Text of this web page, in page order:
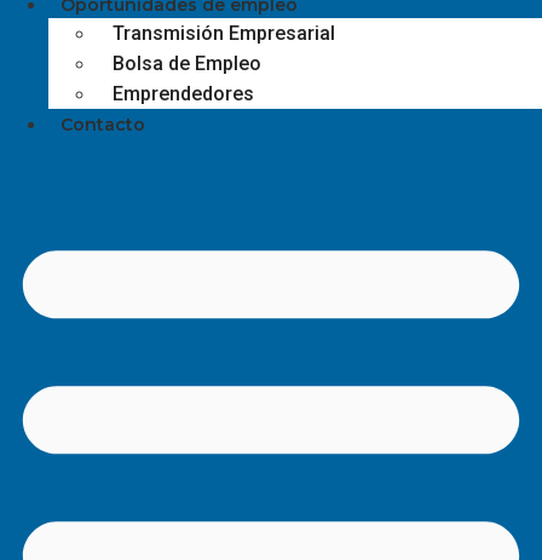
Oportunidades de empleo
Transmisión Empresarial
Bolsa de Empleo
Emprendedores
Contacto